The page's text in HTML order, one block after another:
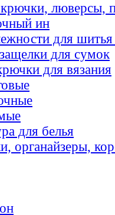
люверсы,
ин
для шитья
для сумок
для вязания
для белья
органайзеры,